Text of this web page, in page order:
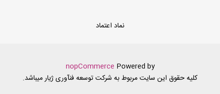
نماد اعتماد
Powered by
nopCommerce
کلیه حقوق این سایت مربوط به شرکت توسعه فنآوری ژیار میباشد.